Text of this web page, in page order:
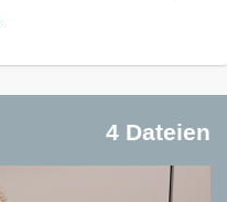
4 Dateien